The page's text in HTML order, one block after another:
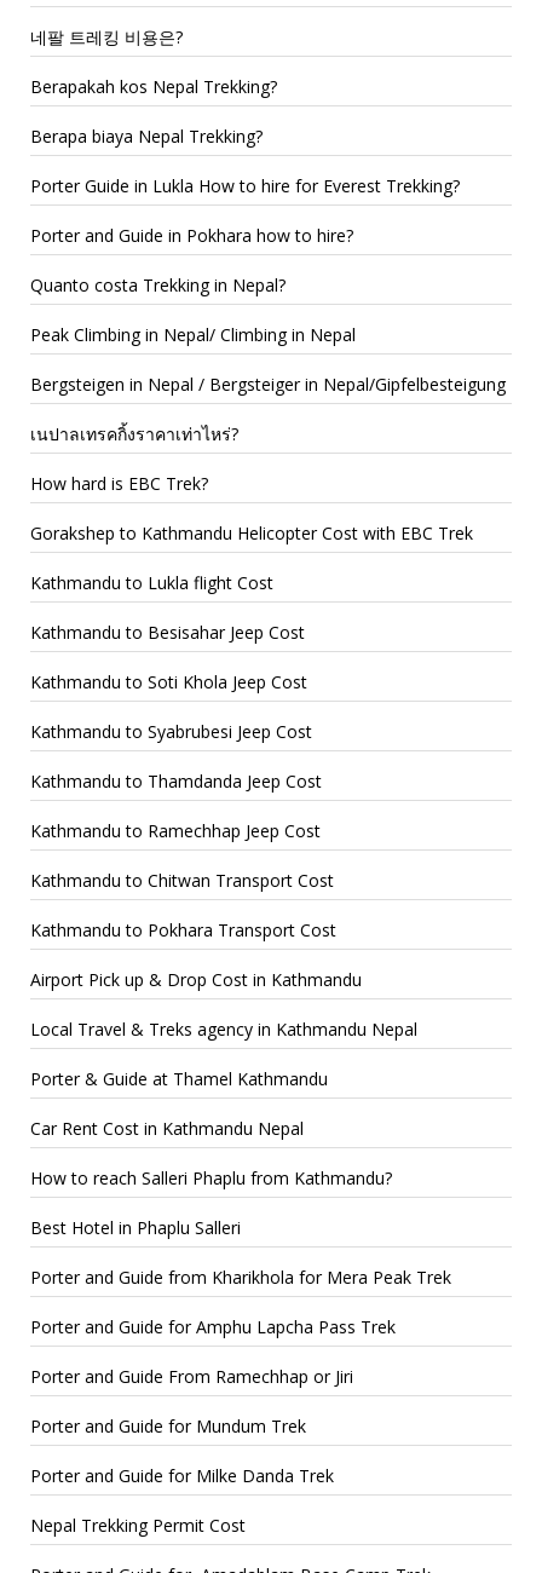
네팔 트레킹 비용은?
Berapakah kos Nepal Trekking?
Berapa biaya Nepal Trekking?
Porter Guide in Lukla How to hire for Everest Trekking?
Porter and Guide in Pokhara how to hire?
Quanto costa Trekking in Nepal?
Peak Climbing in Nepal/ Climbing in Nepal
Bergsteigen in Nepal / Bergsteiger in Nepal/Gipfelbesteigung
เนปาลเทรคกิ้งราคาเท่าไหร่?
How hard is EBC Trek?
Gorakshep to Kathmandu Helicopter Cost with EBC Trek
Kathmandu to Lukla flight Cost
Kathmandu to Besisahar Jeep Cost
Kathmandu to Soti Khola Jeep Cost
Kathmandu to Syabrubesi Jeep Cost
Kathmandu to Thamdanda Jeep Cost
Kathmandu to Ramechhap Jeep Cost
Kathmandu to Chitwan Transport Cost
Kathmandu to Pokhara Transport Cost
Airport Pick up & Drop Cost in Kathmandu
Local Travel & Treks agency in Kathmandu Nepal
Porter & Guide at Thamel Kathmandu
Car Rent Cost in Kathmandu Nepal
How to reach Salleri Phaplu from Kathmandu?
Best Hotel in Phaplu Salleri
Porter and Guide from Kharikhola for Mera Peak Trek
Porter and Guide for Amphu Lapcha Pass Trek
Porter and Guide From Ramechhap or Jiri
Porter and Guide for Mundum Trek
Porter and Guide for Milke Danda Trek
Nepal Trekking Permit Cost